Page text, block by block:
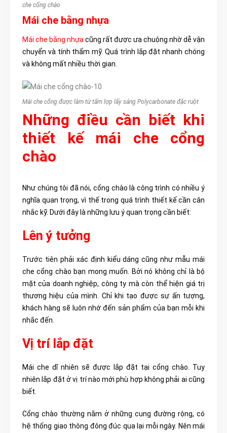
che cổng chào
Mái che bằng nhựa
Mái che bằng nhựa cũng rất được ưa chuộng nhờ dễ vận
chuyển và tính thẩm mỹ. Quá trình lắp đặt nhanh chóng
và không mất nhiều thời gian.
Mái che cổng được làm từ tấm lợp lấy sáng Polycarbonate đặc ruột
Những điều cần biết khi
thiết kế mái che cổng
chào
Như chúng tôi đã nói, cổng chào là công trình có nhiều ý
nghĩa quan trọng, vì thế trong quá trình thiết kế cần cân
nhắc kỹ. Dưới đây là những lưu ý quan trọng cần biết:
Lên ý tưởng
Trước tiên phải xác định kiểu dáng cũng như mẫu mái
che cổng chào bạn mong muốn. Bởi nó không chỉ là bộ
mặt của doanh nghiệp, công ty mà còn thể hiện giá trị
thương hiệu của mình. Chỉ khi tạo được sự ấn tượng,
khách hàng sẽ luôn nhớ đến sản phẩm của bạn mỗi khi
nhắc đến.
Vị trí lắp đặt
Mái che dĩ nhiên sẽ được lắp đặt tại cổng chào. Tuy
nhiên lắp đặt ở vị trí nào mới phù hợp không phải ai cũng
biết.
Cổng chào thường nằm ở những cung đường rộng, có
hệ thống giao thông đông đúc qua lại mỗi ngày. Nên mái